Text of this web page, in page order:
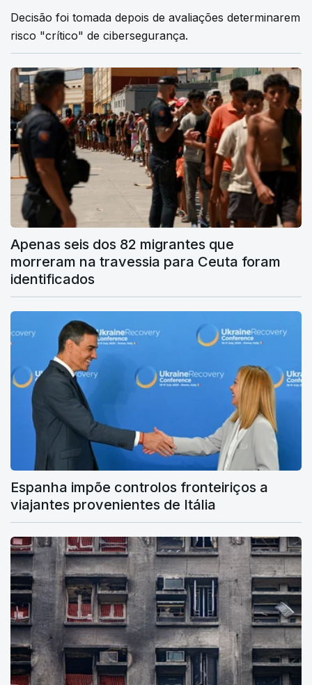
Decisão foi tomada depois de avaliações determinarem
risco "crítico" de cibersegurança.
Apenas seis dos 82 migrantes que
morreram na travessia para Ceuta foram
identificados
Espanha impõe controlos fronteiriços a
viajantes provenientes de Itália